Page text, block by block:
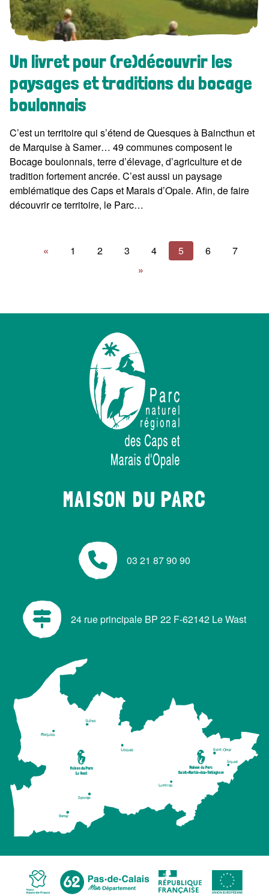
Un livret pour (re)découvrir les
paysages et traditions du bocage
boulonnais
C’est un territoire qui s’étend de Quesques à Baincthun et
de Marquise à Samer… 49 communes composent le
Bocage boulonnais, terre d’élevage, d’agriculture et de
tradition fortement ancrée. C’est aussi un paysage
emblématique des Caps et Marais d’Opale. Afin, de faire
découvrir ce territoire, le Parc…
« 1 2 3 4 5 6
7
»
MAISON DU PARC
03 21 87 90 90
24 rue principale BP 22 F-62142 Le Wast